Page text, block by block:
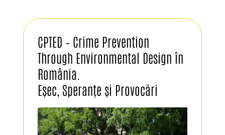
CPTED – Crime Prevention
Through Environmental Design în
România.
Eșec, Speranțe și Provocări